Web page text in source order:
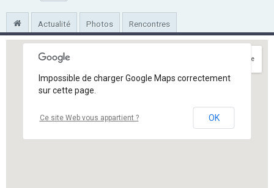
Actualité Photos Rencontres
Impossible de charger Google Maps correctement
sur cette page.
Ce site Web vous appartient ? OK
Itinéraire